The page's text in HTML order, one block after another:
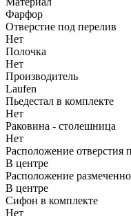
Фарфор
Отверстие под перелив
Нет
Полочка
Нет
Производитель
Laufen
Пьедестал в комплекте
Нет
Раковина - столешница
Нет
Расположение отверстия
В центре
Расположение
В центре
Сифон в комплекте
Нет